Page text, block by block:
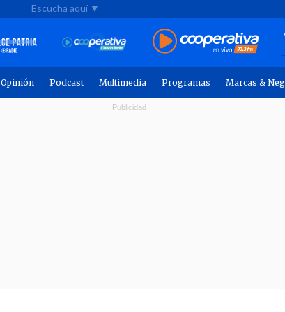
Escucha aquí ▼
Opinión Podcast Multimedia Programas Marcas &